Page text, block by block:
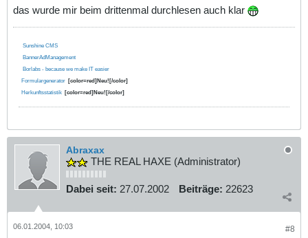
das wurde mir beim drittenmal durchlesen auch klar
Sunshine CMS
BannerAdManagement
Borlabs - because we make IT easier
Formulargenerator [color=red]Neu![/color]
Herkunftsstatistik [color=red]Neu![/color]
Abraxax
THE REAL HAXE (Administrator)
Dabei seit: 27.07.2002 Beiträge: 22623
#8
06.01.2004, 10:03